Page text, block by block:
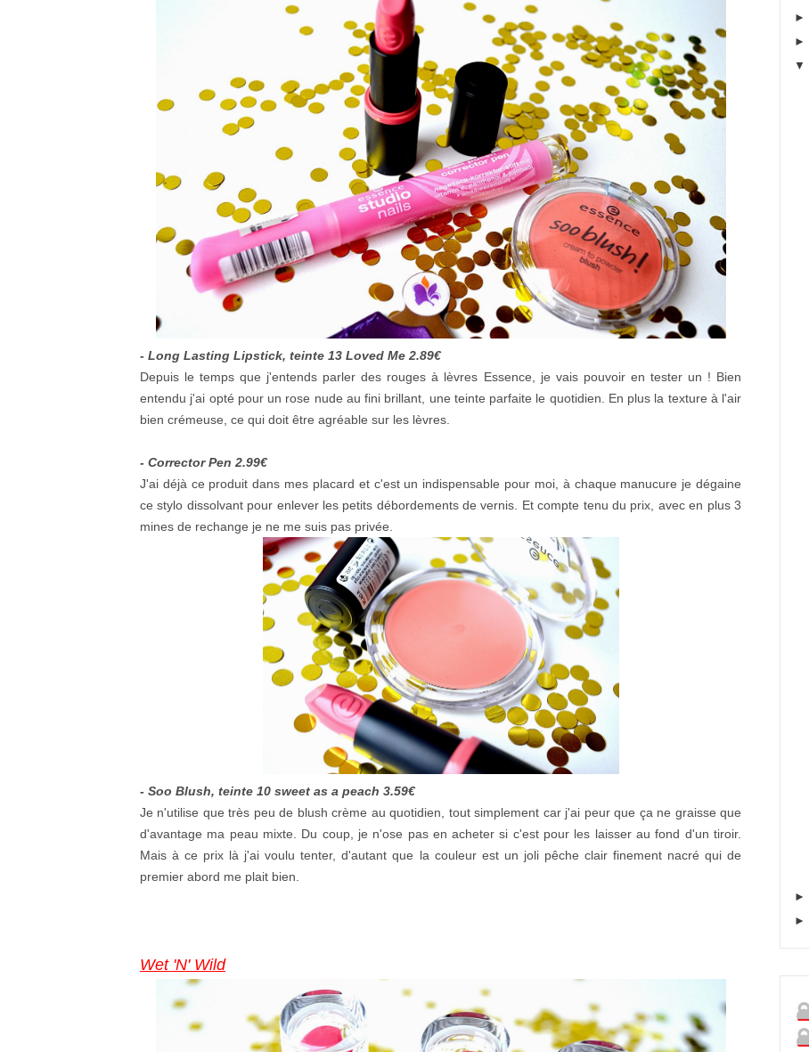
- Long Lasting Lipstick, teinte 13 Loved Me 2.89€
Depuis le temps que j'entends parler des rouges à lèvres Essence, je vais pouvoir en tester un ! Bien
entendu j'ai opté pour un rose nude au fini brillant, une teinte parfaite le quotidien. En plus la texture à l'air
bien crémeuse, ce qui doit être agréable sur les lèvres.
- Corrector Pen 2.99€
J'ai déjà ce produit dans mes placard et c'est un indispensable pour moi, à chaque manucure je dégaine
ce stylo dissolvant pour enlever les petits débordements de vernis. Et compte tenu du prix, avec en plus 3
mines de rechange je ne me suis pas privée.
- Soo Blush, teinte 10 sweet as a peach 3.59€
Je n'utilise que très peu de blush crème au quotidien, tout simplement car j'ai peur que ça ne graisse que
d'avantage ma peau mixte. Du coup, je n'ose pas en acheter si c'est pour les laisser au fond d'un tiroir.
Mais à ce prix là j'ai voulu tenter, d'autant que la couleur est un joli pêche clair finement nacré qui de
premier abord me plait bien.
Wet 'N' Wild
►
►
▼
►
►